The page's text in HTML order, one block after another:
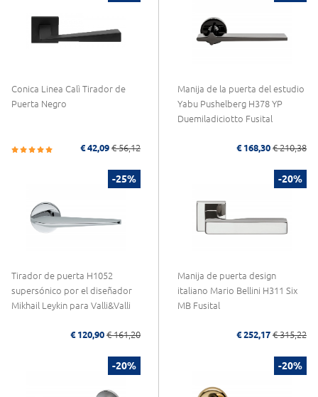
Conica Linea Calì Tirador de
Puerta Negro
€ 42,09 € 56,12
Manija de la puerta del estudio
Yabu Pushelberg H378 YP
Duemiladiciotto Fusital
€ 168,30 € 210,38
-25%
Tirador de puerta H1052
supersónico por el diseñador
Mikhail Leykin para Valli&Valli
€ 120,90 € 161,20
-20%
Manija de puerta design
italiano Mario Bellini H311 Six
MB Fusital
€ 252,17 € 315,22
-20% -20%